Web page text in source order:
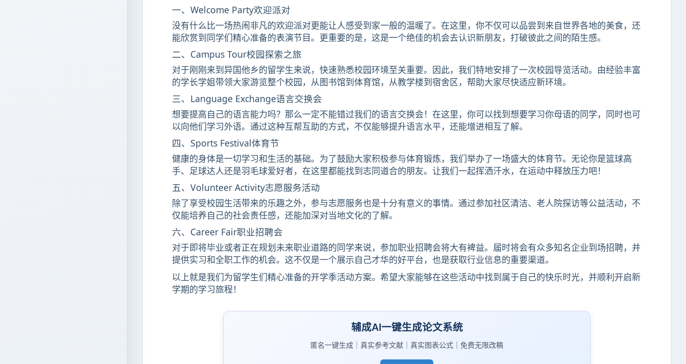
一、Welcome Party欢迎派对
没有什么比一场热闹非凡的欢迎派对更能让人感受到家一般的温暖了。在这里，你不仅可以品尝到来自世界各地的美食，还
能欣赏到同学们精心准备的表演节目。更重要的是，这是一个绝佳的机会去认识新朋友，打破彼此之间的陌生感。
二、Campus Tour校园探索之旅
对于刚刚来到异国他乡的留学生来说，快速熟悉校园环境至关重要。因此，我们特地安排了一次校园导览活动。由经验丰富
的学长学姐带领大家游览整个校园，从图书馆到体育馆，从教学楼到宿舍区，帮助大家尽快适应新环境。
三、Language Exchange语言交换会
想要提高自己的语言能力吗？那么一定不能错过我们的语言交换会！在这里，你可以找到想要学习你母语的同学，同时也可
以向他们学习外语。通过这种互帮互助的方式，不仅能够提升语言水平，还能增进相互了解。
四、Sports Festival体育节
健康的身体是一切学习和生活的基础。为了鼓励大家积极参与体育锻炼，我们举办了一场盛大的体育节。无论你是篮球高
手、足球达人还是羽毛球爱好者，在这里都能找到志同道合的朋友。让我们一起挥洒汗水，在运动中释放压力吧！
五、Volunteer Activity志愿服务活动
除了享受校园生活带来的乐趣之外，参与志愿服务也是十分有意义的事情。通过参加社区清洁、老人院探访等公益活动，不
仅能培养自己的社会责任感，还能加深对当地文化的了解。
六、Career Fair职业招聘会
对于即将毕业或者正在规划未来职业道路的同学来说，参加职业招聘会将大有裨益。届时将会有众多知名企业到场招聘，并
提供实习和全职工作的机会。这不仅是一个展示自己才华的好平台，也是获取行业信息的重要渠道。
以上就是我们为留学生们精心准备的开学季活动方案。希望大家能够在这些活动中找到属于自己的快乐时光，并顺利开启新
学期的学习旅程！
辅成AI一键生成论文系统
匿名一键生成｜真实参考文献｜真实图表公式｜免费无限改稿